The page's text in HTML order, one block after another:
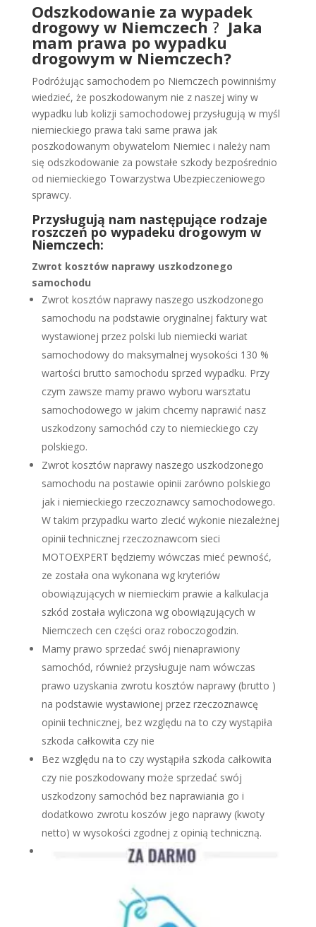
Odszkodowanie za wypadek
drogowy w Niemczech? Jaka
mam prawa po wypadku
drogowym w Niemczech?
Podróżując samochodem po Niemczech powinniśmy
wiedzieć, że poszkodowanym nie z naszej winy w
wypadku lub kolizji samochodowej przysługują w myśl
niemieckiego prawa taki same prawa jak
poszkodowanym obywatelom Niemiec i należy nam
się odszkodowanie za powstałe szkody bezpośrednio
od niemieckiego Towarzystwa Ubezpieczeniowego
sprawcy.
Przysługują nam następujące rodzaje
roszczeń po wypadeku drogowym w
Niemczech:
Zwrot kosztów naprawy uszkodzonego
samochodu
Zwrot kosztów naprawy naszego uszkodzonego
samochodu na podstawie oryginalnej faktury wat
wystawionej przez polski lub niemiecki wariat
samochodowy do maksymalnej wysokości 130 %
wartości brutto samochodu sprzed wypadku. Przy
czym zawsze mamy prawo wyboru warsztatu
samochodowego w jakim chcemy naprawić nasz
uszkodzony samochód czy to niemieckiego czy
polskiego.
Zwrot kosztów naprawy naszego uszkodzonego
samochodu na postawie opinii zarówno polskiego
jak i niemieckiego rzeczoznawcy samochodowego.
W takim przypadku warto zlecić wykonie niezależnej
opinii technicznej rzeczoznawcom sieci
MOTOEXPERT będziemy wówczas mieć pewność,
ze została ona wykonana wg kryteriów
obowiązujących w niemieckim prawie a kalkulacja
szkód została wyliczona wg obowiązujących w
Niemczech cen części oraz roboczogodzin.
Mamy prawo sprzedać swój nienaprawiony
samochód, również przysługuje nam wówczas
prawo uzyskania zwrotu kosztów naprawy (brutto )
na podstawie wystawionej przez rzeczoznawcę
opinii technicznej, bez względu na to czy wystąpiła
szkoda całkowita czy nie
Bez względu na to czy wystąpiła szkoda całkowita
czy nie poszkodowany może sprzedać swój
uszkodzony samochód bez naprawiania go i
dodatkowo zwrotu koszów jego naprawy (kwoty
netto) w wysokości zgodnej z opinią techniczną.